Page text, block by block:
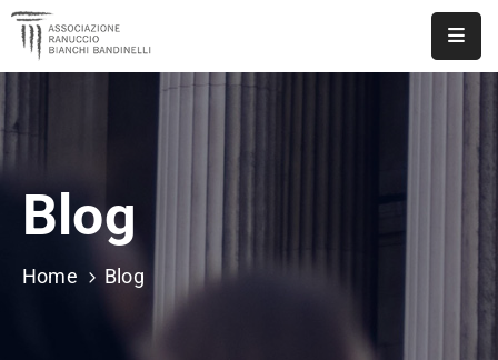
DOCUMENTI
Blog
Home Blog